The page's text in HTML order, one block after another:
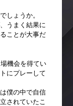
しょうか。
うまく結果に
ことが大事だ
機会を得てい
にプレーして
僕の中で自信
されていたこ